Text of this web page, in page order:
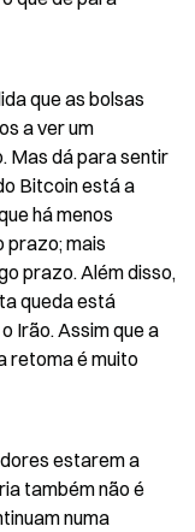
que as bolsas
a ver um
Mas dá para sentir
Bitcoin está a
há menos
mais
prazo. Além disso,
queda está
Irão. Assim que a
retoma é muito
estarem a
também não é
numa